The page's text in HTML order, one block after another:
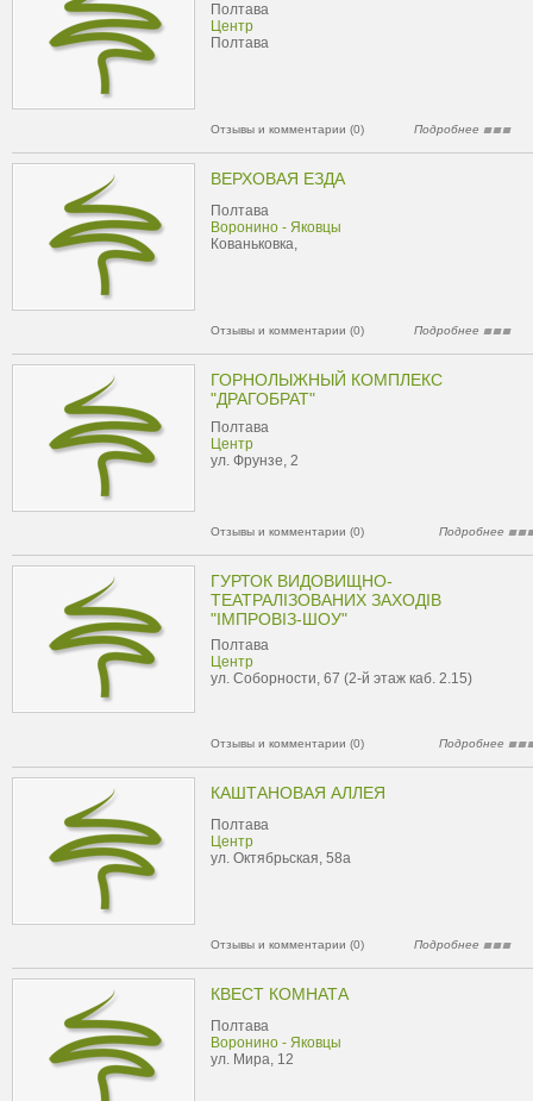
Полтава
Центр
Полтава
Отзывы и комментарии (0) Подробнее
ВЕРХОВАЯ ЕЗДА
Полтава
Воронино - Яковцы
Кованьковка,
Отзывы и комментарии (0) Подробнее
ГОРНОЛЫЖНЫЙ КОМПЛЕКС
"ДРАГОБРАТ"
Полтава
Центр
ул. Фрунзе, 2
Отзывы и комментарии (0) Подробнее
ГУРТОК ВИДОВИЩНО-
ТЕАТРАЛІЗОВАНИХ ЗАХОДІВ
"ІМПРОВІЗ-ШОУ"
Полтава
Центр
ул. Соборности, 67 (2-й этаж каб. 2.15)
Отзывы и комментарии (0) Подробнее
КАШТАНОВАЯ АЛЛЕЯ
Полтава
Центр
ул. Октябрьская, 58а
Отзывы и комментарии (0) Подробнее
КВЕСТ КОМНАТА
Полтава
Воронино - Яковцы
ул. Мира, 12